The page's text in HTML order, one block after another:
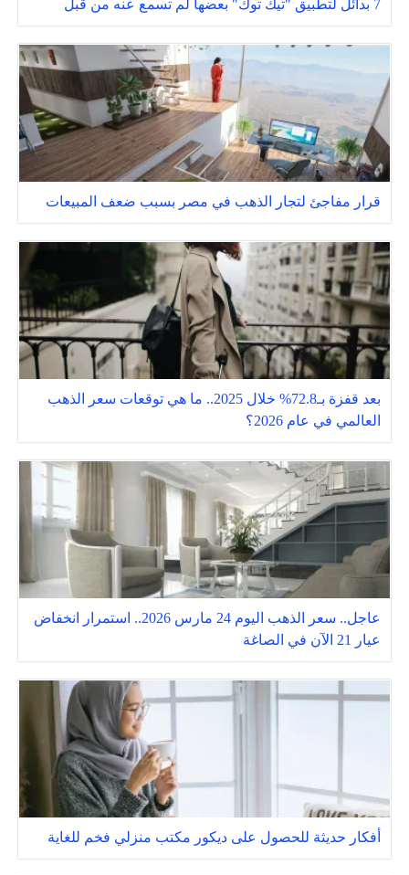
7 بدائل لتطبيق "تيك توك" بعضها لم تسمع عنه من قبل
قرار مفاجئ لتجار الذهب في مصر بسبب ضعف المبيعات
بعد قفزة بـ72.8% خلال 2025.. ما هي توقعات سعر الذهب
العالمي في عام 2026؟
عاجل.. سعر الذهب اليوم 24 مارس 2026.. استمرار انخفاض
عيار 21 الآن في الصاغة
أفكار حديثة للحصول على ديكور مكتب منزلي فخم للغاية